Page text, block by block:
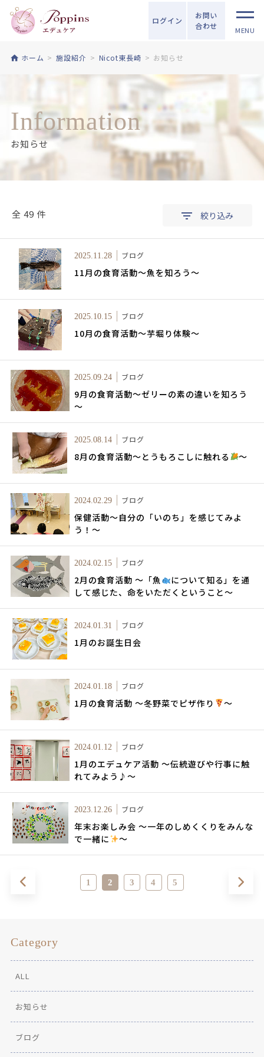
ログイン
お問い
合わせ
MENU
ホーム 施設紹介 Nicot東長崎 お知らせ
Information
お知らせ
全 49 件 絞り込み
2025.11.28 ブログ
11月の食育活動～魚を知ろう～
2025.10.15 ブログ
10月の食育活動～芋堀り体験～
2025.09.24 ブログ
9月の食育活動～ゼリーの素の違いを知ろう
～
2025.08.14 ブログ
8月の食育活動～とうもろこしに触れる ～
2024.02.29 ブログ
保健活動～自分の「いのち」を感じてみよ
う！～
2024.02.15 ブログ
2月の食育活動 ～「魚
について知る」を通
して感じた、命をいただくということ～
2024.01.31 ブログ
1月のお誕生日会
2024.01.18 ブログ
1月の食育活動 ～冬野菜でピザ作り ～
2024.01.12 ブログ
1月のエデュケア活動 ～伝統遊びや行事に触
れてみよう♪～
2023.12.26 ブログ
年末お楽しみ会 ～一年のしめくくりをみんな
で一緒に
～
1 2 3 4 5
Category
ALL
お知らせ
ブログ